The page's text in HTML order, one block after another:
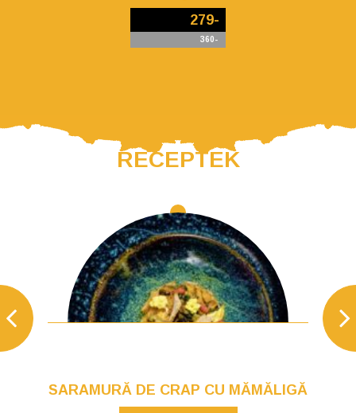
279-
360-
RECEPTEK
SARAMURĂ DE CRAP CU MĂMĂLIGĂ